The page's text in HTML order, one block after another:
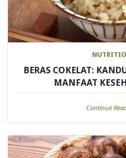
BERAS COKELAT:
MANFAAT
Continue